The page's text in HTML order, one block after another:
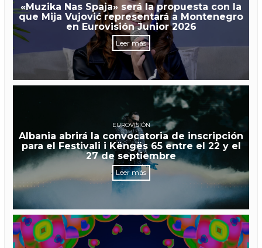
«Muzika Nas Spaja» será la propuesta con la
que Mija Vujović representará a Montenegro
en Eurovisión Junior 2026
Leer más
EUROVISIÓN
Albania abrirá la convocatoria de inscripción
para el Festivali i Këngës 65 entre el 22 y el
27 de septiembre
Leer más